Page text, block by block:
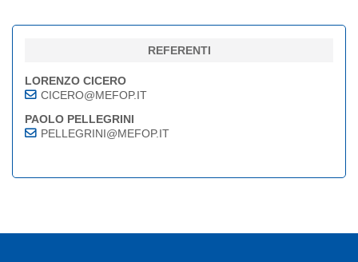
REFERENTI
LORENZO CICERO
CICERO@MEFOP.IT
PAOLO PELLEGRINI
PELLEGRINI@MEFOP.IT